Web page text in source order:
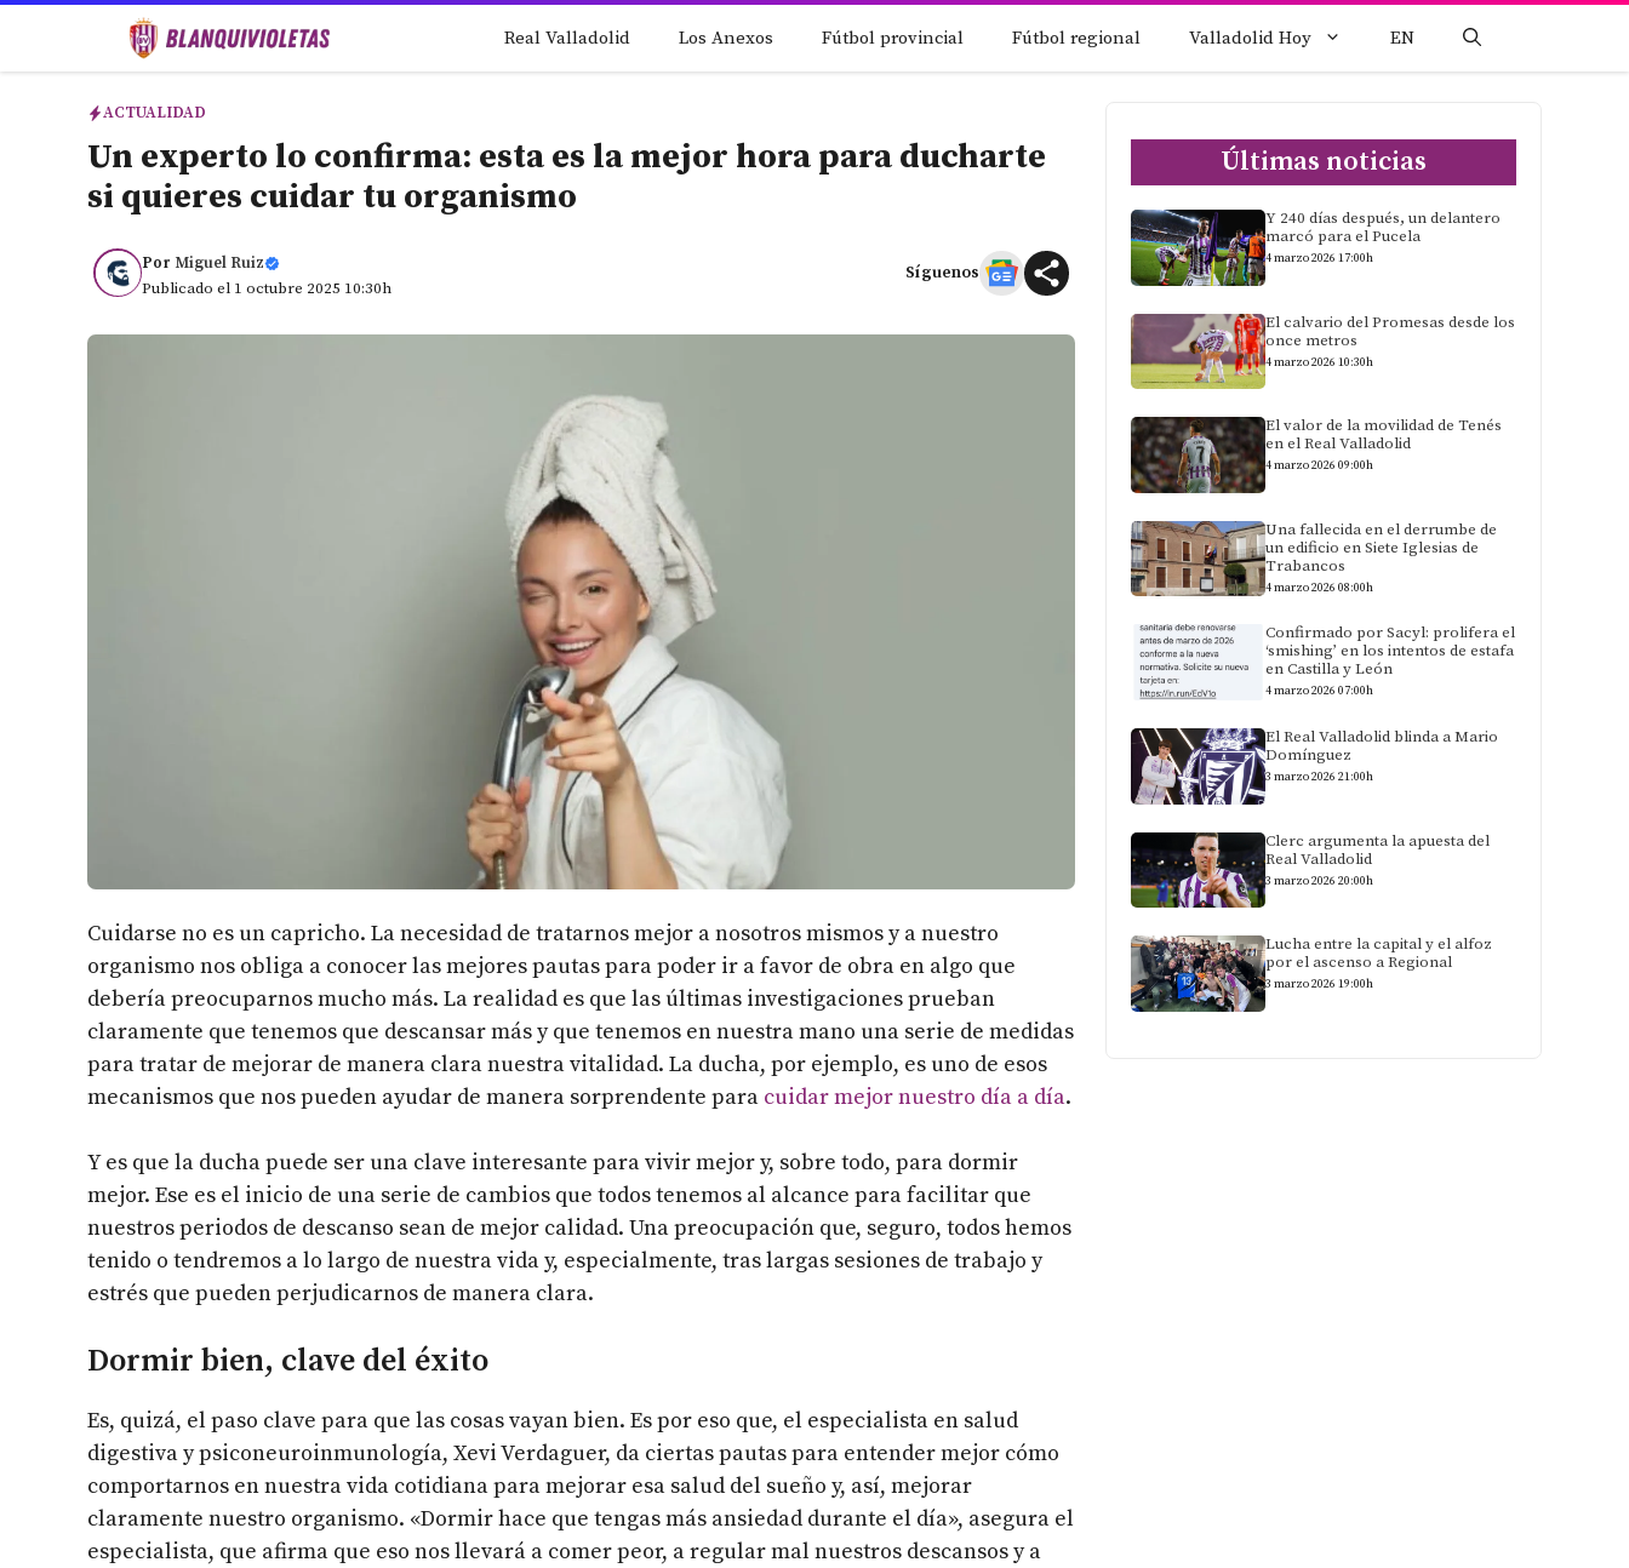
Real Valladolid Los Anexos Fútbol provincial Fútbol regional Valladolid Hoy EN
ACTUALIDAD
Un experto lo confirma: esta es la mejor hora para ducharte
si quieres cuidar tu organismo
Por Miguel Ruiz
Publicado el 1 octubre 2025 10:30h
Síguenos
Cuidarse no es un capricho. La necesidad de tratarnos mejor a nosotros mismos y a nuestro
organismo nos obliga a conocer las mejores pautas para poder ir a favor de obra en algo que
debería preocuparnos mucho más. La realidad es que las últimas investigaciones prueban
claramente que tenemos que descansar más y que tenemos en nuestra mano una serie de medidas
para tratar de mejorar de manera clara nuestra vitalidad. La ducha, por ejemplo, es uno de esos
mecanismos que nos pueden ayudar de manera sorprendente para cuidar mejor nuestro día a día.
Y es que la ducha puede ser una clave interesante para vivir mejor y, sobre todo, para dormir
mejor. Ese es el inicio de una serie de cambios que todos tenemos al alcance para facilitar que
nuestros periodos de descanso sean de mejor calidad. Una preocupación que, seguro, todos hemos
tenido o tendremos a lo largo de nuestra vida y, especialmente, tras largas sesiones de trabajo y
estrés que pueden perjudicarnos de manera clara.
Dormir bien, clave del éxito
Es, quizá, el paso clave para que las cosas vayan bien. Es por eso que, el especialista en salud
digestiva y psiconeuroinmunología, Xevi Verdaguer, da ciertas pautas para entender mejor cómo
comportarnos en nuestra vida cotidiana para mejorar esa salud del sueño y, así, mejorar
claramente nuestro organismo. «Dormir hace que tengas más ansiedad durante el día», asegura el
especialista, que afirma que eso nos llevará a comer peor, a regular mal nuestros descansos y a
Últimas noticias
Y 240 días después, un delantero
marcó para el Pucela
4 marzo 2026 17:00h
El calvario del Promesas desde los
once metros
4 marzo 2026 10:30h
El valor de la movilidad de Tenés
en el Real Valladolid
4 marzo 2026 09:00h
Una fallecida en el derrumbe de
un edificio en Siete Iglesias de
Trabancos
4 marzo 2026 08:00h
Confirmado por Sacyl: prolifera el
‘smishing’ en los intentos de estafa
en Castilla y León
4 marzo 2026 07:00h
El Real Valladolid blinda a Mario
Domínguez
3 marzo 2026 21:00h
Clerc argumenta la apuesta del
Real Valladolid
3 marzo 2026 20:00h
Lucha entre la capital y el alfoz
por el ascenso a Regional
3 marzo 2026 19:00h